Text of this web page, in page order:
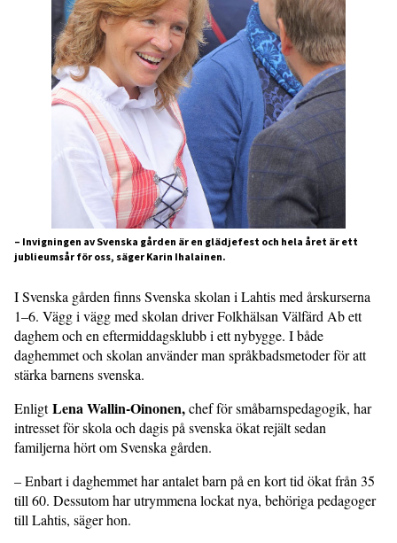
– Invigningen av Svenska gården är en glädjefest och hela året är ett
jublieumsår för oss, säger Karin Ihalainen.
I Svenska gården finns Svenska skolan i Lahtis med årskurserna
1–6. Vägg i vägg med skolan driver Folkhälsan Välfärd Ab ett
daghem och en eftermiddagsklubb i ett nybygge. I både
daghemmet och skolan använder man språkbadsmetoder för att
stärka barnens svenska.
EnligtLena Wallin-Oinonen,chef för småbarnspedagogik, har
intresset för skola och dagis på svenska ökat rejält sedan
familjerna hört om Svenska gården.
– Enbart i daghemmet har antalet barn på en kort tid ökat från 35
till 60. Dessutom har utrymmena lockat nya, behöriga pedagoger
till Lahtis, säger hon.